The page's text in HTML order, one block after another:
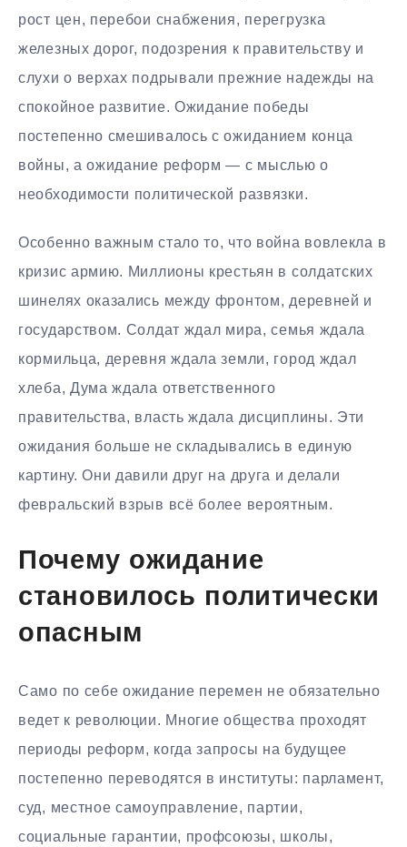
рост цен, перебои снабжения, перегрузка
железных дорог, подозрения к правительству и
слухи о верхах подрывали прежние надежды на
спокойное развитие. Ожидание победы
постепенно смешивалось с ожиданием конца
войны, а ожидание реформ — с мыслью о
необходимости политической развязки.
Особенно важным стало то, что война вовлекла в
кризис армию. Миллионы крестьян в солдатских
шинелях оказались между фронтом, деревней и
государством. Солдат ждал мира, семья ждала
кормильца, деревня ждала земли, город ждал
хлеба, Дума ждала ответственного
правительства, власть ждала дисциплины. Эти
ожидания больше не складывались в единую
картину. Они давили друг на друга и делали
февральский взрыв всё более вероятным.
Почему ожидание
становилось политически
опасным
Само по себе ожидание перемен не обязательно
ведет к революции. Многие общества проходят
периоды реформ, когда запросы на будущее
постепенно переводятся в институты: парламент,
суд, местное самоуправление, партии,
социальные гарантии, профсоюзы, школы,